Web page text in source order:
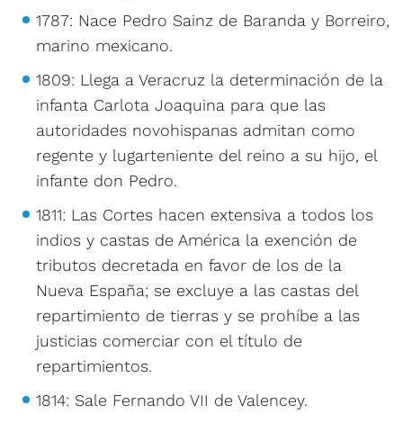
1787: Nace Pedro Sainz de Baranda y Borreiro,
marino mexicano.
1809: Llega a Veracruz la determinación de la
infanta Carlota Joaquina para que las
autoridades novohispanas admitan como
regente y lugarteniente del reino a su hijo, el
infante don Pedro.
1811: Las Cortes hacen extensiva a todos los
indios y castas de América la exención de
tributos decretada en favor de los de la
Nueva España; se excluye a las castas del
repartimiento de tierras y se prohíbe a las
justicias comerciar con el título de
repartimientos.
1814: Sale Fernando VII de Valencey.